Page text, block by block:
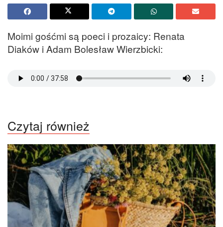
Moimi gośćmi są poeci i prozaicy: Renata
Diaków i Adam Bolesław Wierzbicki:
Czytaj również